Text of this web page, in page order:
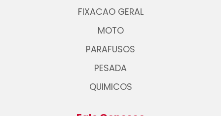
FIXACAO GERAL
MOTO
PARAFUSOS
PESADA
QUIMICOS